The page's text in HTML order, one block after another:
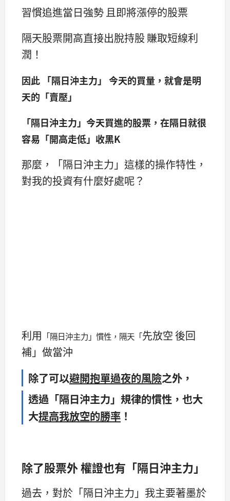
習慣追進當日強勢 且即將漲停的股票
隔天股票開高直接出脫持股 賺取短線利
潤！
因此 「隔日沖主力」 今天的買量，就會是明
天的「賣壓」
「隔日沖主力」今天買進的股票，在隔日就很
容易「開高走低」收黑K
那麼，「隔日沖主力」這樣的操作特性，
對我的投資有什麼好處呢？
利用 「隔日沖主力」慣性，隔天「先放空 後回
補」做當沖
除了可以避開抱單過夜的風險之外，
透過「隔日沖主力」規律的慣性，也大
大提高我放空的勝率 ！
除了股票外 權證也有「隔日沖主力」
過去，對於「隔日沖主力」我主要著墨於